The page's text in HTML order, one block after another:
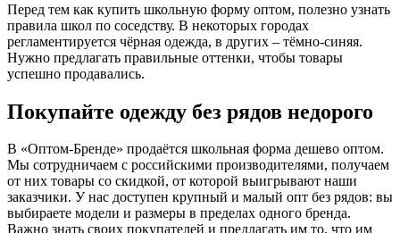
Перед тем как купить школьную форму оптом, полезно узнать
правила школ по соседству. В некоторых городах
регламентируется чёрная одежда, в других – тёмно-синяя.
Нужно предлагать правильные оттенки, чтобы товары
успешно продавались.
Покупайте одежду без рядов недорого
В «Оптом-Бренде» продаётся школьная форма дешево оптом.
Мы сотрудничаем с российскими производителями, получаем
от них товары со скидкой, от которой выигрывают наши
заказчики. У нас доступен крупный и малый опт без рядов: вы
выбираете модели и размеры в пределах одного бренда.
Важно знать своих покупателей и предлагать им то, что им